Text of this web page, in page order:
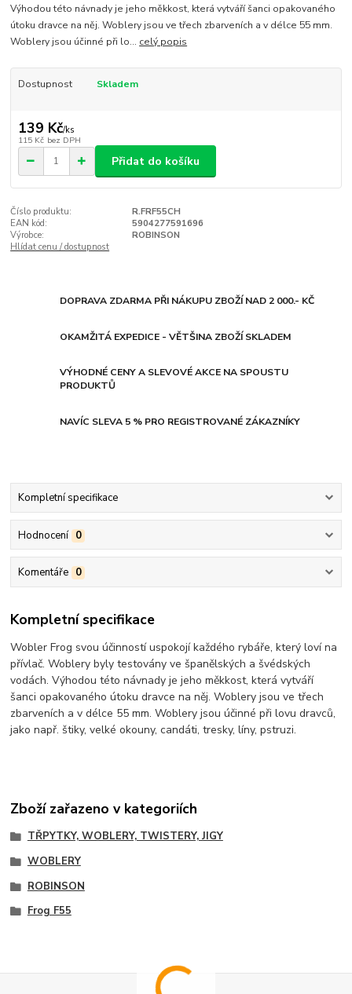
Výhodou této návnady je jeho měkkost, která vytváří šanci opakovaného
útoku dravce na něj. Woblery jsou ve třech zbarveních a v délce 55 mm.
Woblery jsou účinné při lo... celý popis
Dostupnost Skladem
139 Kč/ks
115 Kč bez DPH
Přidat do košíku
Číslo produktu:
R.FRF55CH
EAN kód:
5904277591696
Výrobce:
ROBINSON
Hlídat cenu / dostupnost
DOPRAVA ZDARMA PŘI NÁKUPU ZBOŽÍ NAD 2 000.- KČ
OKAMŽITÁ EXPEDICE - VĚTŠINA ZBOŽÍ SKLADEM
VÝHODNÉ CENY A SLEVOVÉ AKCE NA SPOUSTU
PRODUKTŮ
NAVÍC SLEVA 5 % PRO REGISTROVANÉ ZÁKAZNÍKY
Kompletní specifikace
Hodnocení 0
Komentáře 0
Kompletní specifikace
Wobler Frog svou účinností uspokojí každého rybáře, který loví na
přívlač. Woblery byly testovány ve španělských a švédských
vodách. Výhodou této návnady je jeho měkkost, která vytváří
šanci opakovaného útoku dravce na něj. Woblery jsou ve třech
zbarveních a v délce 55 mm. Woblery jsou účinné při lovu dravců,
jako např. štiky, velké okouny, candáti, tresky, líny, pstruzi.
Zboží zařazeno v kategoriích
TŘPYTKY, WOBLERY, TWISTERY, JIGY
WOBLERY
ROBINSON
Frog F55